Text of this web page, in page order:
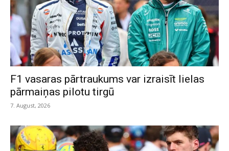
F1 vasaras pārtraukums var izraisīt lielas
pārmaiņas pilotu tirgū
7. August, 2026